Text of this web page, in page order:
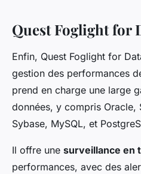
Quest Foglight for
Enfin, Quest Foglight for
gestion des performances
prend en charge une large
données, y compris Oracle,
Sybase, MySQL, et
Il offre une surveillance en
performances, avec des